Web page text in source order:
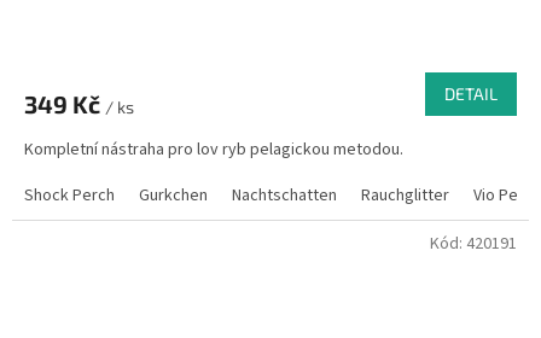
349 Kč / ks
DETAIL
Kompletní nástraha pro lov ryb pelagickou metodou.
Shock Perch
Gurkchen Nachtschatten Rauchglitter Vio Pearl
Kód: 420191